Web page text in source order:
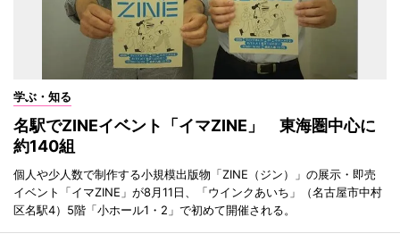
学ぶ・知る
名駅でZINEイベント「イマZINE」 東海圏中心に
約140組
個人や少人数で制作する小規模出版物「ZINE（ジン）」の展示・即売
イベント「イマZINE」が8月11日、「ウインクあいち」（名古屋市中村
区名駅4）5階「小ホール1・2」で初めて開催される。